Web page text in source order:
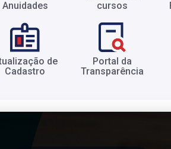
Anuidades​
cursos​
de
Cadastro​
Portal da
Transparência​